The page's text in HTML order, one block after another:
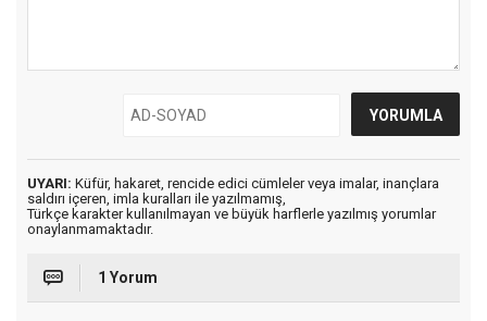
UYARI: Küfür, hakaret, rencide edici cümleler veya imalar, inançlara
saldırı içeren, imla kuralları ile yazılmamış,
Türkçe karakter kullanılmayan ve büyük harflerle yazılmış yorumlar
onaylanmamaktadır.
1 Yorum